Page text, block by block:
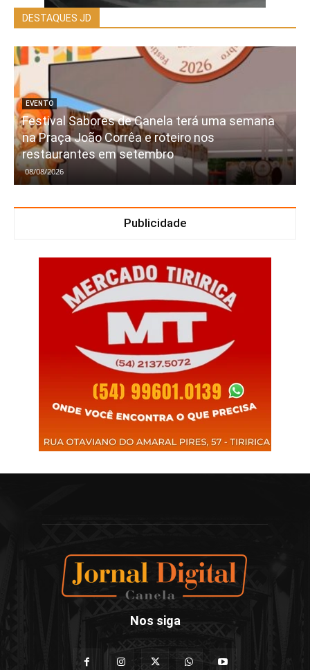
DESTAQUES JD
EVENTO
Festival Sabores de Canela terá uma semana
na Praça João Corrêa e roteiro nos
restaurantes em setembro
08/08/2026
Publicidade
Nos siga